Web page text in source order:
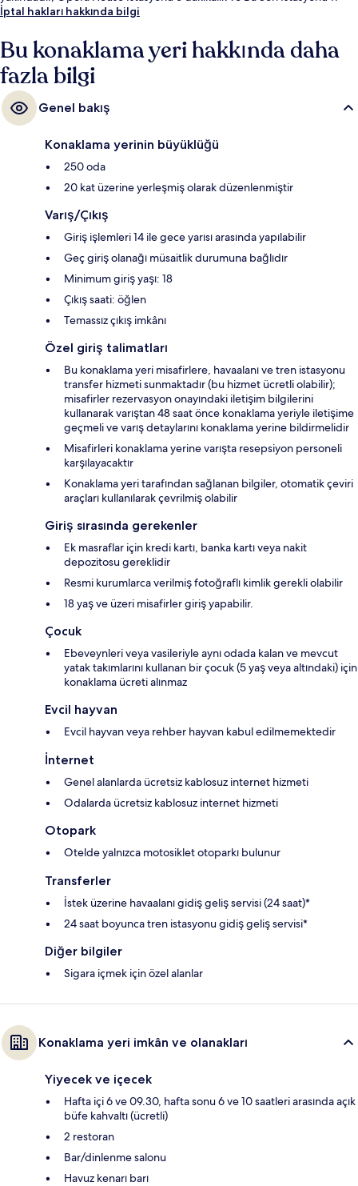
dakikalık yürüme mesafesinde bulunur.
İptal hakları hakkında bilgi
Bu konaklama yeri hakkında daha
fazla bilgi
Genel bakış
Konaklama yerinin büyüklüğü
250 oda
20 kat üzerine yerleşmiş olarak düzenlenmiştir
Varış/Çıkış
Giriş işlemleri 14 ile gece yarısı arasında yapılabilir
Geç giriş olanağı müsaitlik durumuna bağlıdır
Minimum giriş yaşı: 18
Çıkış saati: öğlen
Temassız çıkış imkânı
Özel giriş talimatları
Bu konaklama yeri misafirlere, havaalanı ve tren istasyonu
transfer hizmeti sunmaktadır (bu hizmet ücretli olabilir);
misafirler rezervasyon onayındaki iletişim bilgilerini
kullanarak varıştan 48 saat önce konaklama yeriyle iletişime
geçmeli ve varış detaylarını konaklama yerine bildirmelidir
Misafirleri konaklama yerine varışta resepsiyon personeli
karşılayacaktır
Konaklama yeri tarafından sağlanan bilgiler, otomatik çeviri
araçları kullanılarak çevrilmiş olabilir
Giriş sırasında gerekenler
Ek masraflar için kredi kartı, banka kartı veya nakit
depozitosu gereklidir
Resmi kurumlarca verilmiş fotoğraflı kimlik gerekli olabilir
18 yaş ve üzeri misafirler giriş yapabilir.
Çocuk
Ebeveynleri veya vasileriyle aynı odada kalan ve mevcut
yatak takımlarını kullanan bir çocuk (5 yaş veya altındaki) için
konaklama ücreti alınmaz
Evcil hayvan
Evcil hayvan veya rehber hayvan kabul edilmemektedir
İnternet
Genel alanlarda ücretsiz kablosuz internet hizmeti
Odalarda ücretsiz kablosuz internet hizmeti
Otopark
Otelde yalnızca motosiklet otoparkı bulunur
Transferler
İstek üzerine havaalanı gidiş geliş servisi (24 saat)*
24 saat boyunca tren istasyonu gidiş geliş servisi*
Diğer bilgiler
Sigara içmek için özel alanlar
Konaklama yeri imkân ve olanakları
Yiyecek ve içecek
Hafta içi 6 ve 09.30, hafta sonu 6 ve 10 saatleri arasında açık
büfe kahvaltı (ücretli)
2 restoran
Bar/dinlenme salonu
Havuz kenarı barı